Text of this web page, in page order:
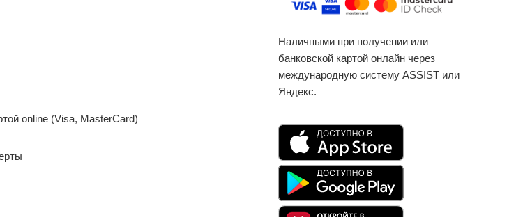
online (Visa, MasterCard)
Наличными при получении или
банковской картой онлайн через
международную систему ASSIST или
Яндекс.